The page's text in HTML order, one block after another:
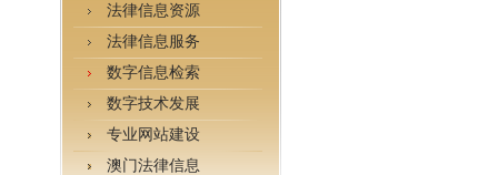
法律信息资源
法律信息服务
数字信息检索
数字技术发展
专业网站建设
澳门法律信息